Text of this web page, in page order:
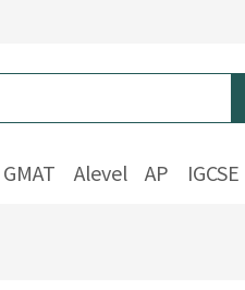
GMAT Alevel AP IGCSE